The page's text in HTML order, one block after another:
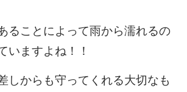
ることによって雨から濡れるの
いますよね！！
しからも守ってくれる大切なも